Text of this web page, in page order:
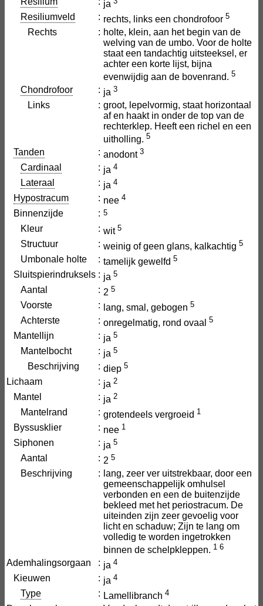
ja
Resiliumveld : rechts, links een chondrofoor 5
Rechts : holte, klein, aan het begin van de
welving van de umbo. Voor de holte
staat een tandachtig uitsteeksel, er
achter een korte lijst, bijna
evenwijdig aan de bovenrand. 5
Chondrofoor : ja 3
Links : groot, lepelvormig, staat horizontaal
af en haakt in onder de top van de
rechterklep. Heeft een richel en een
uitholling. 5
Tanden : anodont 3
Cardinaal : ja 4
Lateraal : ja 4
Hypostracum : nee 4
Binnenzijde : 5
Kleur : wit 5
Structuur : weinig of geen glans, kalkachtig 5
Umbonale holte : tamelijk gewelfd 5
Sluitspierindruksels : ja 5
Aantal : 2 5
Voorste : lang, smal, gebogen 5
Achterste : onregelmatig, rond ovaal 5
Mantellijn : ja 5
Mantelbocht : ja 5
Beschrijving : diep 5
Lichaam : ja 2
Mantel : ja 2
Mantelrand : grotendeels vergroeid 1
Byssusklier : nee 1
Siphonen : ja 5
Aantal : 2 5
Beschrijving : lang, zeer ver uitstrekbaar, door een
gemeenschappelijk omhulsel
verbonden en een de buitenzijde
bekleed met het periostracum. De
uiteinden zijn zeer gevoelig voor
licht en schaduw; Zijn te lang om
volledig te worden ingetrokken
binnen de schelpkleppen. 1 6
Ademhalingsorgaan : ja 4
Kieuwen : ja 4
Type : Lamellibranch 4